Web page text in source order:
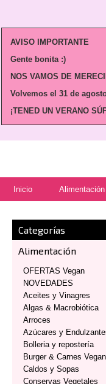
AVISO IMPORTANTE
Gente bonita :)
NOS VAMOS DE
Volvemos el 31 de
¡TENED UN VERANO
Inicio Alimentación
Categorías
Alimentación
OFERTAS Vegan
NOVEDADES
Aceites y Vinagres
Algas & Macrobiótica
Arroces
Azúcares y
Bolleria y repostería
Burger & Carnes Vegan
Caldos y Sopas
Conservas Vegetales